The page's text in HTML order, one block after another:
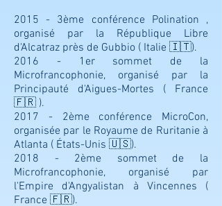
2015 - 3ème conférence Polination ,
organisé par la République Libre
d'Alcatraz près de Gubbio ( Italie 🇮🇹).
2016 - 1er sommet de la
Microfrancophonie, organisé par la
Principauté d'Aigues-Mortes ( France
🇫🇷 ).
2017 - 2ème conférence MicroCon,
organisée par le Royaume de Ruritanie à
Atlanta ( États-Unis 🇺🇸).
2018 - 2ème sommet de la
Microfrancophonie, organisé par
l'Empire d'Angyalistan à Vincennes (
France 🇫🇷).